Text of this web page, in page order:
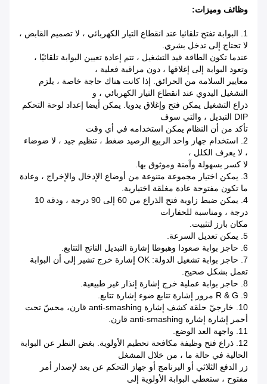
وظائف وميزات:
1. البوابة تفتح تلقائيا عند انقطاع التيار الكهربائي ، لا تصميم القابض ،
لا تحتاج إلى تدخل بشري.
عندما تكون الطاقة قيد التشغيل ، تتم إعادة تعيين البوابة تلقائيًا ،
وتعود البوابة إلى إغلاقها ، دون مراقبة فعلية ،
معايير السلامة من الحرائق. إذا كانت هناك حاجة خاصة ، يلزم
التشغيل اليدوي عند انقطاع التيار الكهربائي ، و
ذراع التشغيل يمكن فتح وإغلاق يدويا. يمكن أيضا إعداد لوحة التحكم
DIP التبديل ، والتي سوف
تأكد من أن النظام يمكن استخدامه في أي وقت
2. استخدام جهاز واحد الربيع الرصيد ضغط ، تنظيم جيد ، لا ضوضاء
، لا يعرف الكلل ،
لا كسر بسهولة وآمنة وموثوق بها.
3. يمكن اختيار مجموعة متنوعة من أوضاع الإدخال والإخراج ، وعادة
ما تكون مفتوحة عادة مغلقة اختيارية.
4. يمكن ضبط زاوية فتح الذراع من 60 إلى 90 درجة ، ودقة 10
درجة ، ومناسبة للحفارات
مكان بارز لتثبيت.
5. يمكن تعديل السرعة.
6. حاجز بوابة صعودا وهبوطا إشارة التبديل الناتج التتابع.
7. حاجز بوابة تشغيل الدولة: OK إشارة خرج تشير إلى أن البوابة
تعمل بشكل صحيح.
8. حاجز بوابة عملية خرج إشارة إنذار غير طبيعية.
9. R & G مرور إشارة تتابع ضوء إشارة تتابع.
10. خارجيّ حلقة كشف إشارة anti-smashing قارن، محسّ تحت
أحمر إشارة إشارة anti-smashing قارن.
11. واجهة العد الوضع.
12. ذراع فتح وظيفة مكافحة تحطيم الأولوية. بغض النظر عن البوابة
الحالية في حالة ما ، من خلال المشغل
زر الدفع الثلاثي أو البرنامج أو جهاز التحكم عن بعد لإصدار أمر
مفتوح ، ستعطي البوابة الأولوية إلى